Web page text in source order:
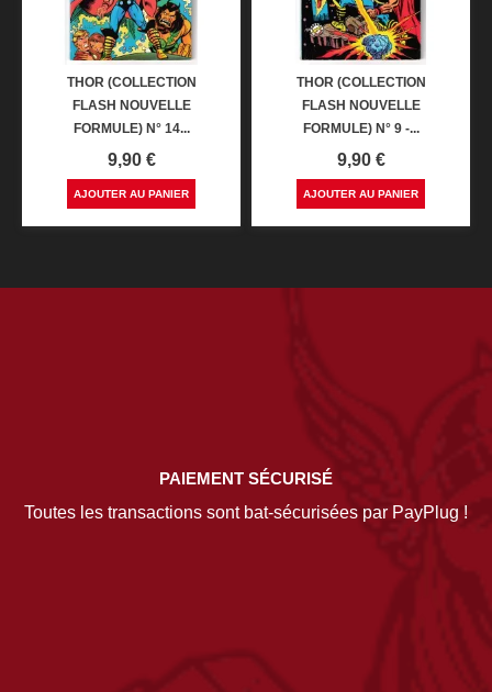
THOR (COLLECTION
FLASH NOUVELLE
FORMULE) N° 14...
Prix
9,90 €
AJOUTER AU PANIER
THOR (COLLECTION
FLASH NOUVELLE
FORMULE) N° 9 -...
Prix
9,90 €
AJOUTER AU PANIER
PAIEMENT SÉCURISÉ
Toutes les transactions sont bat-sécurisées par PayPlug !